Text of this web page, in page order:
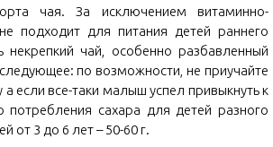
чая. За исключением витаминно-
подходит для питания детей раннего
некрепкий чай, особенно разбавленный
по возможности, не приучайте
если все-таки малыш успел привыкнуть к
сахара для детей разного
от 3 до 6 лет – 50-60 г.